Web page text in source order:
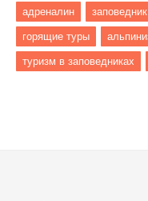
адреналин заповедник
горящие туры
туризм в заповедниках